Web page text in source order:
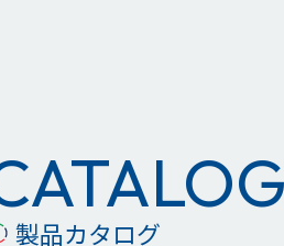
製品カタログ